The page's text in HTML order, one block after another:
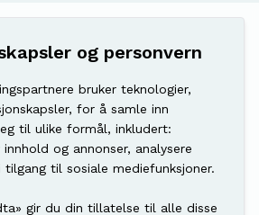
og personvern
bruker teknologier,
for å samle inn
til ulike formål, inkludert:
og annonser, analysere
til sosiale mediefunksjoner.
gir du din tillatelse til alle disse